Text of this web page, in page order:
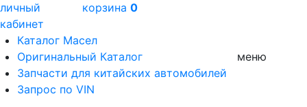
личный
кабинет
корзина 0
Каталог Масел
Оригинальный Каталог
Запчасти для китайских автомобилей
Запрос по VIN
меню